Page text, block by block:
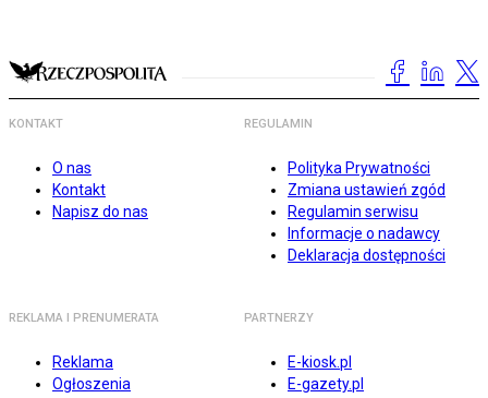
KONTAKT
O nas
Kontakt
Napisz do nas
REGULAMIN
Polityka Prywatności
Zmiana ustawień zgód
Regulamin serwisu
Informacje o nadawcy
Deklaracja dostępności
REKLAMA I PRENUMERATA
Reklama
Ogłoszenia
PARTNERZY
E-kiosk.pl
E-gazety.pl